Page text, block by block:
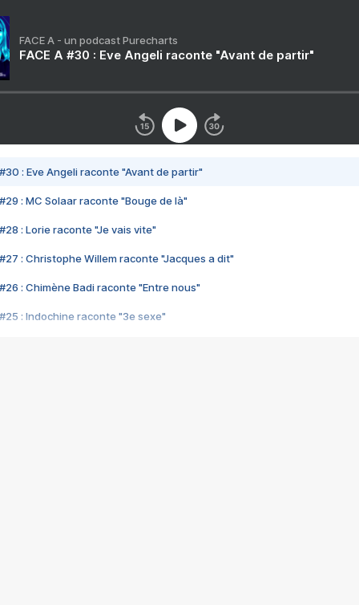
FACE A - un podcast Purecharts
FACE A #30 : Eve Angeli raconte "Avant de partir"
#30 : Eve Angeli raconte "Avant de partir"
#29 : MC Solaar raconte "Bouge de là"
#28 : Lorie raconte "Je vais vite"
#27 : Christophe Willem raconte "Jacques a dit"
#26 : Chimène Badi raconte "Entre nous"
#25 : Indochine raconte "3e sexe"